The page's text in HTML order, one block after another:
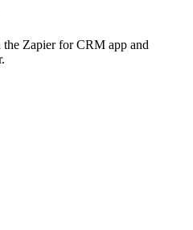
Zapier for CRM app and